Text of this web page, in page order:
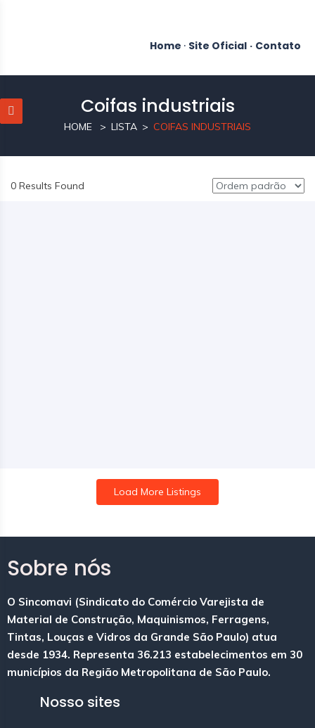
Home · Site Oficial · Contato
Coifas industriais
HOME LISTA COIFAS INDUSTRIAIS
0 Results Found
Load More Listings
Sobre nós
O Sincomavi (Sindicato do Comércio Varejista de
Material de Construção, Maquinismos, Ferragens,
Tintas, Louças e Vidros da Grande São Paulo) atua
desde 1934. Representa 36.213 estabelecimentos em 30
municípios da Região Metropolitana de São Paulo.
Nosso sites